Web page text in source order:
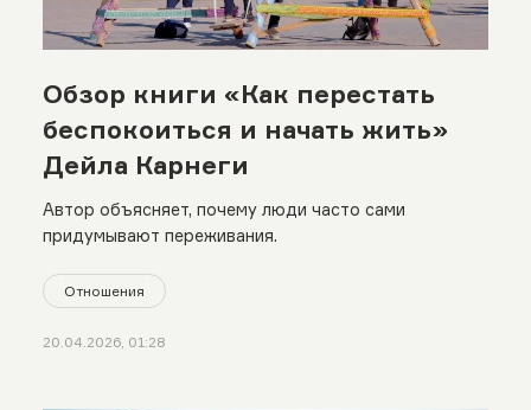
Обзор книги «Как перестать
беспокоиться и начать жить»
Дейла Карнеги
Автор объясняет, почему люди часто сами
придумывают переживания.
Отношения
20.04.2026, 01:28